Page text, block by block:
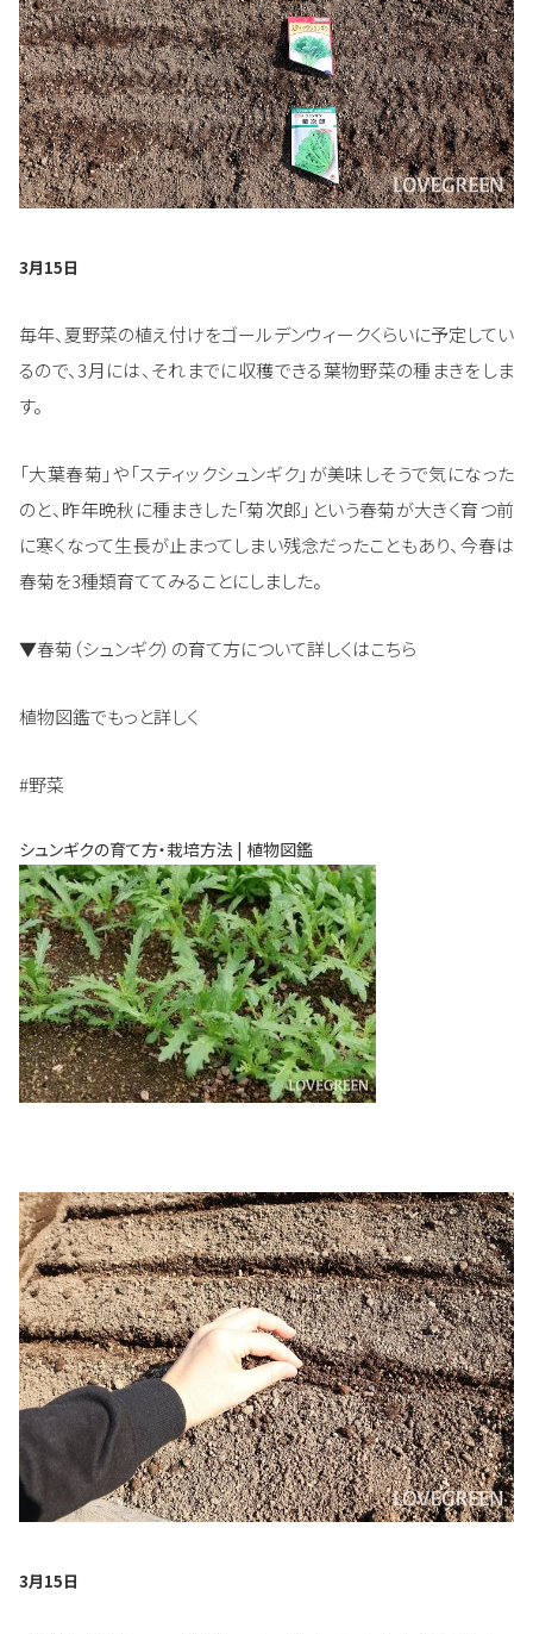
3月15日
毎年、夏野菜の植え付けをゴールデンウィークくらいに予定してい
るので、3月には、それまでに収穫できる葉物野菜の種まきをしま
す。
「大葉春菊」や「スティックシュンギク」が美味しそうで気になった
のと、昨年晩秋に種まきした「菊次郎」という春菊が大きく育つ前
に寒くなって生長が止まってしまい残念だったこともあり、今春は
春菊を3種類育ててみることにしました。
▼春菊（シュンギク）の育て方について詳しくはこちら
植物図鑑でもっと詳しく
#野菜
シュンギクの育て方・栽培方法 | 植物図鑑
3月15日